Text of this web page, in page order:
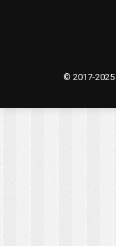
© 2017-2025